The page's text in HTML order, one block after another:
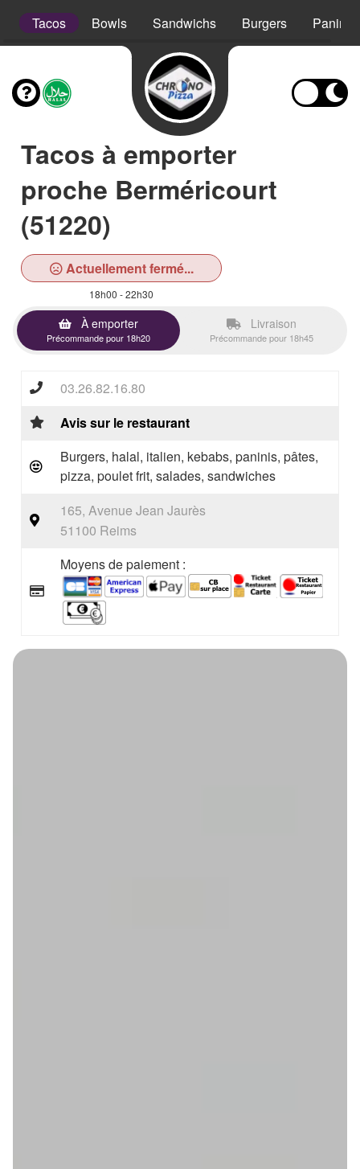
Tacos Bowls Sandwichs Burgers Paninis
Tacos à emporter
proche Berméricourt
(51220)
Actuellement fermé...
18h00 - 22h30
À emporter
Précommande pour 18h20
Livraison
Précommande pour 18h45
03.26.82.16.80
Avis sur le restaurant
Burgers, halal, italien, kebabs, paninis, pâtes,
pizza, poulet frit, salades, sandwiches
165, Avenue Jean Jaurès
51100 Reims
Moyens de paiement :